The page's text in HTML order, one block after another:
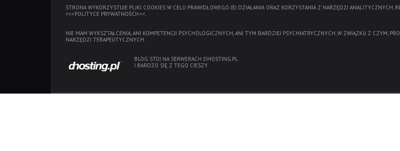
STRONA WYKORZYSTUJE PLIKI COOKIES W CELU PRAWIDŁOWEGO JEJ DZIAŁANIA ORAZ KORZYSTANIA Z NARZĘDZI ANALITYCZNYCH,
>>>POLITYCE PRYWATNOŚCI<<<.
NIE MAM WYKSZTAŁCENIA, ANI KOMPETENCJI PSYCHOLOGICZNYCH, ANI TYM BARDZIEJ PSYCHIATRYCZNYCH, W ZWIĄZKU Z CZYM,
NARZĘDZI TERAPEUTYCZNYCH.
BLOG STOI NA SERWERACH DHOSTING.PL
I BARDZO SIĘ Z TEGO CIESZY.